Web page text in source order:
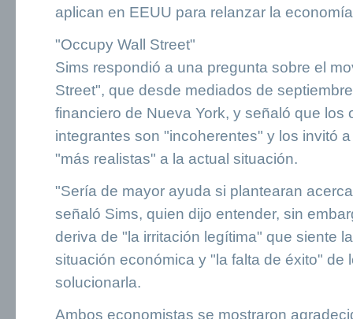
aplican en EEUU para relanzar la
"Occupy Wall Street"
Sims respondió a una pregunta sobre el
Street", que desde mediados de
financiero de Nueva York, y señaló que los
integrantes son "incoherentes" y los invitó
"más realistas" a la actual situación.
"Sería de mayor ayuda si plantearan
señaló Sims, quien dijo entender, sin
deriva de "la irritación legítima" que siente
situación económica y "la falta de éxito" de
solucionarla.
Ambos economistas se mostraron